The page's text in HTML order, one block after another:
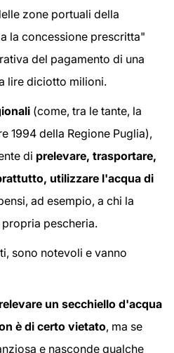
zone portuali della
la concessione prescritta"
del pagamento di una
lire diciotto milioni.
(come, tra le tante, la
1994 della Regione Puglia),
di prelevare, trasportare,
utilizzare l'acqua di
ad esempio, a chi la
pescheria.
sono notevoli e vanno
un secchiello d'acqua
è di certo vietato, ma se
e nasconde qualche